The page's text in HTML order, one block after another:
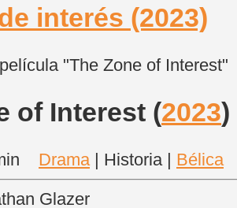
interés (2023)
of Interest (2023)
Drama | Historia | Bélica
Glazer